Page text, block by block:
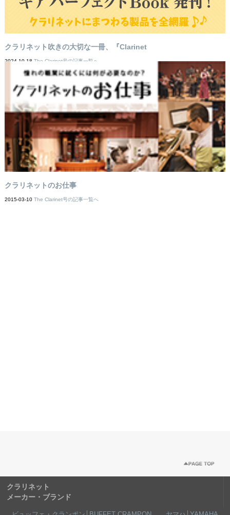
クラリネット吹きの大切な一冊、『Clarinet
2024-10-18 The Clarinet号の記事一覧へ
クラリネットのお仕事
2015-03-10 The Clarinet号の記事一覧へ
クラリネット
メーカー・ブランド